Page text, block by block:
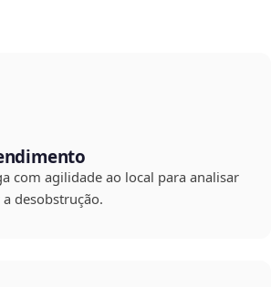
com agilidade ao local para analisar
desobstrução.